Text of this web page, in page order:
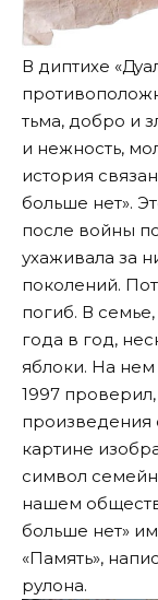
В диптихе
тьма, добро и
и нежность,
история
больше нет».
после войны
ухаживала за
поколений.
погиб. В
года в год,
яблоки. На нем
1997
произведения
картине
символ
нашем
больше нет»
«Память»,
рулона.